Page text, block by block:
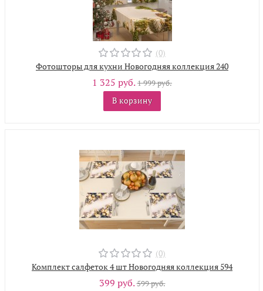
(0)
Фотошторы для кухни Новогодняя коллекция 240
1 325 руб.1 999 руб.
В корзину
(0)
Комплект салфеток 4 шт Новогодняя коллекция 594
399 руб.599 руб.